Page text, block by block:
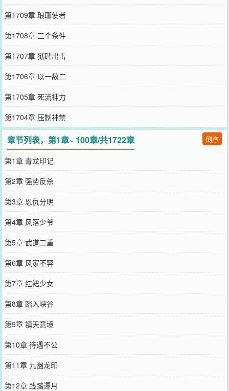
第1709章 琅琊使者
第1708章 三个条件
第1707章 狱碑出击
第1706章 以一敌二
第1705章 死流神力
第1704章 压制神禁
章节列表，第1章~ 100章/共1722章 倒序
第1章 青龙印记
第2章 强势反杀
第3章 恩仇分明
第4章 风落少爷
第5章 武道二重
第6章 风家不容
第7章 红裙少女
第8章 踏入峡谷
第9章 镇天意境
第10章 待遇不公
第11章 九幽龙印
第12章 践踏谭月